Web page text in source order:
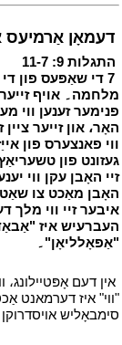
דעמאָן
התגלות 9: 11-7
7 די שאַפּעס פון
מלחמה۔ אויף זייער
ווי פאנצערס פון
זיי האָבן עקן ווי
איבער זיי ווי מלך
העברעיש איז
"אַפּאָלליאָן"۔
אין דעם אָפּטיילונג،
"ווי" איז דערמאנט
סימבאָליש אויסדרוקן۔